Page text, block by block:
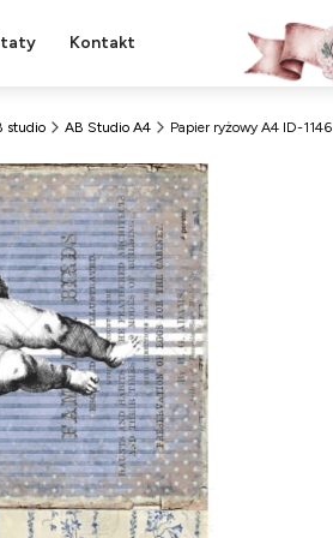
Kontakt
studio AB Studio A4 Papier ryżowy A4 ID-1146